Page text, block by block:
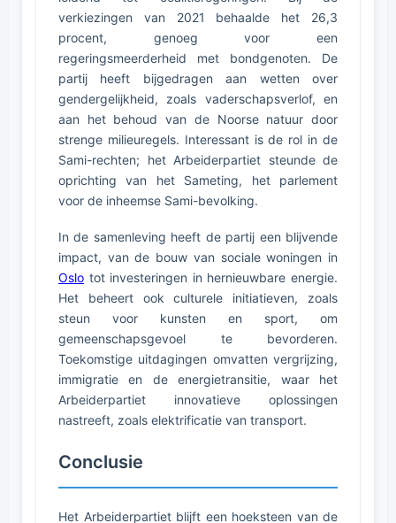
verkiezingen van 2021 behaalde het 26,3
procent, genoeg voor een
regeringsmeerderheid met bondgenoten. De
partij heeft bijgedragen aan wetten over
gendergelijkheid, zoals vaderschapsverlof, en
aan het behoud van de Noorse natuur door
strenge milieuregels. Interessant is de rol in de
Sami-rechten; het Arbeiderpartiet steunde de
oprichting van het Sameting, het parlement
voor de inheemse Sami-bevolking.
In de samenleving heeft de partij een blijvende
impact, van de bouw van sociale woningen in
Oslo tot investeringen in hernieuwbare energie.
Het beheert ook culturele initiatieven, zoals
steun voor kunsten en sport, om
gemeenschapsgevoel te bevorderen.
Toekomstige uitdagingen omvatten vergrijzing,
immigratie en de energietransitie, waar het
Arbeiderpartiet innovatieve oplossingen
nastreeft, zoals elektrificatie van transport.
Conclusie
Het Arbeiderpartiet blijft een hoeksteen van de